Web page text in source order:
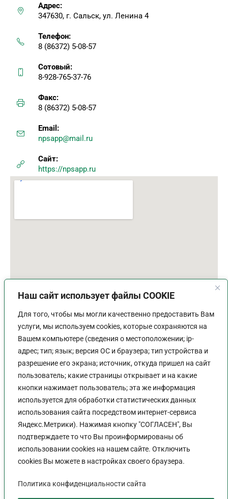
Наш сайт использует файлы COOKIE
Для того, чтобы мы могли качественно предоставить Вам
услуги, мы используем cookies, которые сохраняются на
Вашем компьютере (сведения о местоположении; ip-
адрес; тип; язык; версия ОС и браузера; тип устройства и
разрешение его экрана; источник, откуда пришел на сайт
пользователь; какие страницы открывает и на какие
кнопки нажимает пользователь; эта же информация
используется для обработки статистических данных
использования сайта посредством интернет-сервиса
Яндекс.Метрики). Нажимая кнопку "СОГЛАСЕН", Вы
подтверждаете то что Вы проинформированы об
использовании cookies на нашем сайте. Отключить
cookies Вы можете в настройках своего браузера.
Политика конфиденциальности сайта
Адрес:
347630, г. Сальск, ул. Ленина 4
Телефон:
8 (86372) 5-08-57
Сотовый:
8-928-765-37-76
Факс:
8 (86372) 5-08-57
Email:
npsapp@mail.ru
Сайт:
https://npsapp.ru
График работы
Пн-Пт:9:00 - 18:00
Перерыв:13:00 - 14:00
Выходной:Сб - Вс